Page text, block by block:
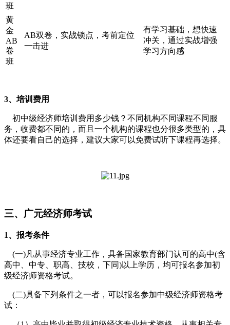
班
黄
金
AB
卷
班
AB双卷，实战锁点，考前定位
一击进
有学习基础，想快速
冲关，通过实战增强
学习方向感
3、培训费用
初中级经济师培训费用多少钱？不同机构不同课程不同服
务，收费都不同的，而且一个机构的课程也分很多类型的，具
体还要看自己的选择，建议大家可以免费试听下课程再选择。
三、广元经济师考试
1、报考条件
(一)凡从事经济专业工作，具备国家教育部门认可的高中(含
高中、中专、职高、技校，下同)以上学历，均可报名参加初
级经济师资格考试。
(二)具备下列条件之一者，可以报名参加中级经济师资格考
试：